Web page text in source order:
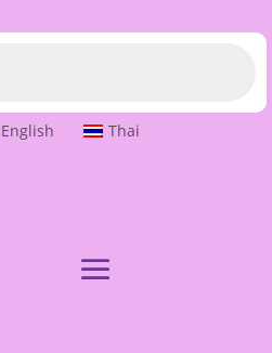
English Thai